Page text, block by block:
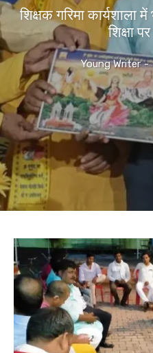
शिक्षक गरिमा
शिक्षा
Young Writer -